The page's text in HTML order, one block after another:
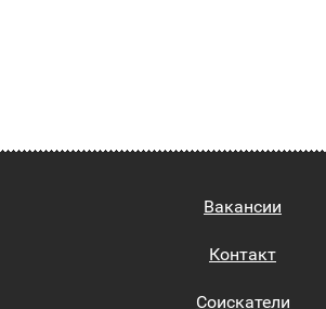
Вакансии
Контакт
Соискатели